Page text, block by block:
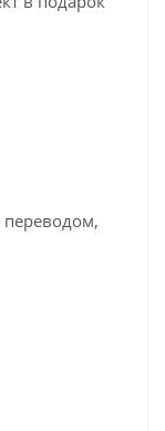
переводом,